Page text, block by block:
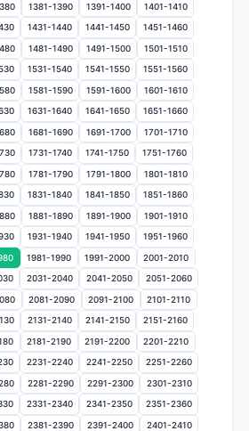
1381-1390 1391-1400 1401-1410
1431-1440 1441-1450 1451-1460
1481-1490 1491-1500 1501-1510
1531-1540 1541-1550 1551-1560
1581-1590 1591-1600 1601-1610
1631-1640 1641-1650 1651-1660
1681-1690 1691-1700 1701-1710
1731-1740 1741-1750 1751-1760
1781-1790 1791-1800 1801-1810
1831-1840 1841-1850 1851-1860
1881-1890 1891-1900 1901-1910
1931-1940 1941-1950 1951-1960
1981-1990 1991-2000 2001-2010
2031-2040 2041-2050 2051-2060
2081-2090 2091-2100 2101-2110
2131-2140 2141-2150 2151-2160
2181-2190 2191-2200 2201-2210
2231-2240 2241-2250 2251-2260
2281-2290 2291-2300 2301-2310
2331-2340 2341-2350 2351-2360
2381-2390 2391-2400 2401-2410